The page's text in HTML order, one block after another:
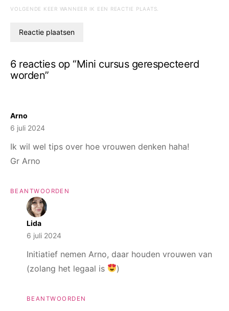
VOLGENDE KEER WANNEER IK EEN REACTIE PLAATS.
6 reacties op “Mini cursus gerespecteerd
worden”
Arno
6 juli 2024
Ik wil wel tips over hoe vrouwen denken haha!
Gr Arno
BEANTWOORDEN
Lida
6 juli 2024
Initiatief nemen Arno, daar houden vrouwen van
(zolang het legaal is
)
BEANTWOORDEN